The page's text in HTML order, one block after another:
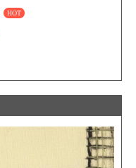
는 여름..
HOT